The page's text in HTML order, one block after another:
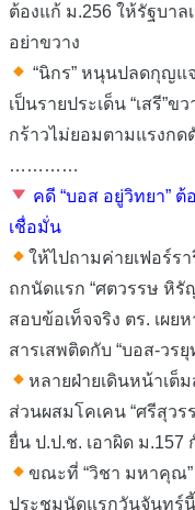
ต้องแก้ ม.256 ให้รัฐบา
อย่าขวาง
“นิกร” หนุนปลดกุญแ
เป็นรายประเด็น “เสรี”
กร้าวไม่ยอมตามแรงกด
…………
คดี “บอส อยู่วิทยา”
เชื่อมั่น
ให้ไปถามค่ายเฟอร์ร
ถกนัดแรก “ศตวรรษ หิ
สอบข้อเท็จจริง ตร. เผ
สารเสพติดกับ “บอส-วร
หลายฝ่ายเดินหน้าเต็
ส่วนผสมโคเคน “ศรีสุว
ยื่น ป.ป.ช. เอาผิด ม.157
ขณะที่ “วิชา มหาคุณ”
ประชุมนัดแรกวันจันทร์นี้